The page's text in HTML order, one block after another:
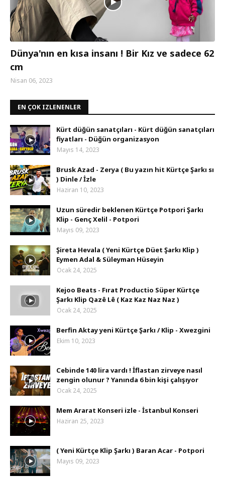
Dünya'nın en kısa insanı ! Bir Kız ve sadece 62
cm
Nisan 06, 2023
EN ÇOK IZLENENLER
Kürt düğün sanatçıları - Kürt düğün sanatçıları
fiyatları - Düğün organizasyon
Mayıs 14, 2023
Brusk Azad - Zerya ( Bu yazın hit Kürtçe Şarkı sı
) Dinle / İzle
Haziran 10, 2023
Uzun süredir beklenen Kürtçe Potpori Şarkı
Klip - Genç Xelil - Potpori
Mayıs 09, 2023
Şireta Hevala ( Yeni Kürtçe Düet Şarkı Klip )
Eymen Adal & Süleyman Hüseyin
Ocak 24, 2025
Kejoo Beats - Fırat Productio Süper Kürtçe
Şarkı Klip Qazê Lê ( Kaz Kaz Naz Naz )
Ocak 24, 2025
Berfin Aktay yeni Kürtçe Şarkı / Klip - Xwezgini
Ekim 10, 2023
Cebinde 140 lira vardı ! İflastan zirveye nasıl
zengin olunur ? Yanında 6 bin kişi çalışıyor
Ocak 24, 2025
Mem Ararat Konseri izle - İstanbul Konseri
Haziran 25, 2023
( Yeni Kürtçe Klip Şarkı ) Baran Acar - Potpori
Mayıs 09, 2023